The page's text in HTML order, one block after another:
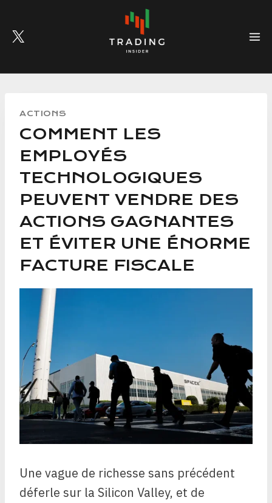
content
ACTIONS
COMMENT LES
EMPLOYÉS
TECHNOLOGIQUES
PEUVENT VENDRE DES
ACTIONS GAGNANTES
ET ÉVITER UNE ÉNORME
FACTURE FISCALE
Une vague de richesse sans précédent
déferle sur la Silicon Valley, et de